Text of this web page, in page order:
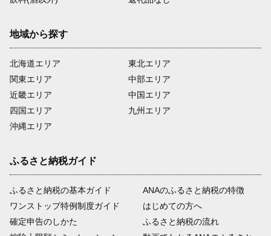
地域から探す
北海道エリア
関東エリア
近畿エリア
四国エリア
沖縄エリア
東北エリア
中部エリア
中国エリア
九州エリア
ふるさと納税ガイド
ふるさと納税の基本ガイド
ワンストップ特例制度ガイド
確定申告のしかた
ANAのふるさと納税の特徴
はじめての方へ
ふるさと納税の流れ